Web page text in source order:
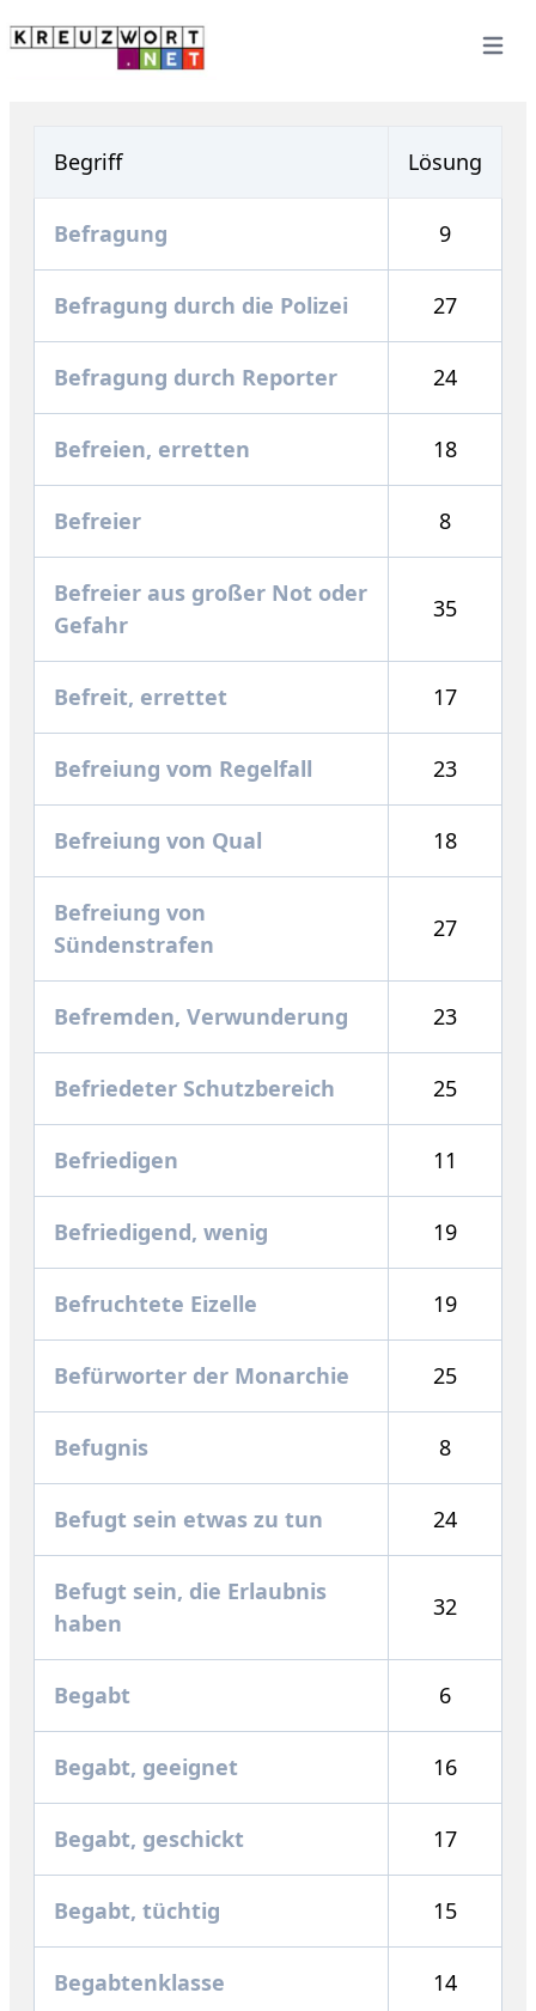
Open
Begriff Lösung
Befragung 9
Befragung durch die Polizei 27
Befragung durch Reporter 24
Befreien, erretten 18
Befreier 8
Befreier aus großer Not oder
Gefahr
35
Befreit, errettet 17
Befreiung vom Regelfall 23
Befreiung von Qual 18
Befreiung von
Sündenstrafen
27
Befremden, Verwunderung 23
Befriedeter Schutzbereich 25
Befriedigen 11
Befriedigend, wenig 19
Befruchtete Eizelle 19
Befürworter der Monarchie 25
Befugnis 8
Befugt sein etwas zu tun 24
Befugt sein, die Erlaubnis
haben
32
Begabt 6
Begabt, geeignet 16
Begabt, geschickt 17
Begabt, tüchtig 15
Begabtenklasse 14